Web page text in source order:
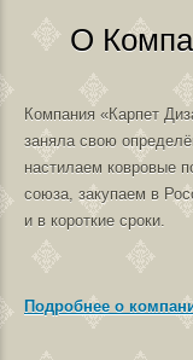
О
Компания «Карпет
заняла свою
настилаем ковровые
союза, закупаем в
и в короткие сроки.
Подробнее о